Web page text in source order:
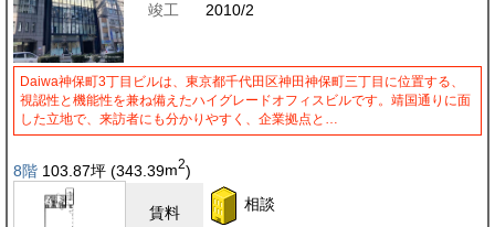
竣工
2010/2
Daiwa神保町3丁目ビルは、東京都千代田区神田神保町三丁目に位置する、
視認性と機能性を兼ね備えたハイグレードオフィスビルです。靖国通りに面
した立地で、来訪者にも分かりやすく、企業拠点と…
8階 103.87坪 (343.39m2)
賃料 相談